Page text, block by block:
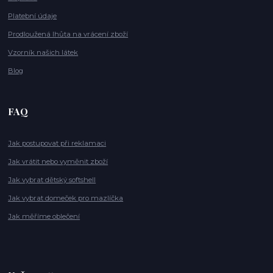
Platební údaje
Prodloužená lhůta na vrácení zboží
Vzorník našich látek
Blog
FAQ
Jak postupovat při reklamaci
Jak vrátit nebo vyměnit zboží
Jak vybrat dětský softshell
Jak vybrat domeček pro mazlíčka
Jak měříme oblečení